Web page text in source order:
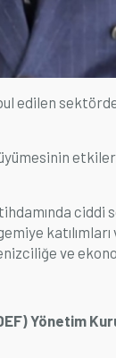
edilen
ve
Yönetim